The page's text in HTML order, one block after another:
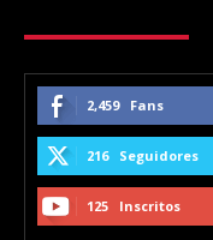
2,459 Fans
216 Seguidores
125 Inscritos